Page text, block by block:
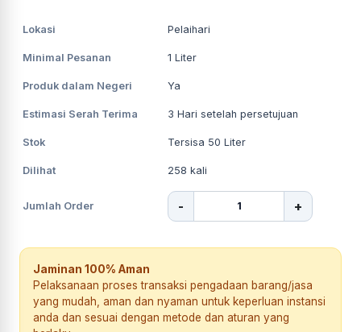
Lokasi Pelaihari
Minimal Pesanan 1 Liter
Produk dalam Negeri Ya
Estimasi Serah Terima 3 Hari setelah persetujuan
Stok Tersisa 50 Liter
Dilihat 258 kali
Jumlah Order - +
Jaminan 100% Aman
Pelaksanaan proses transaksi pengadaan barang/jasa
yang mudah, aman dan nyaman untuk keperluan instansi
anda dan sesuai dengan metode dan aturan yang